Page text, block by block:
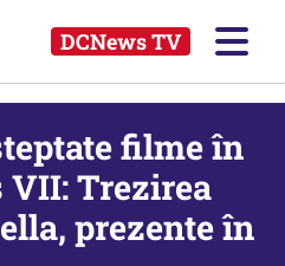
DCNews TV
filme în
VII: Trezirea
prezente în